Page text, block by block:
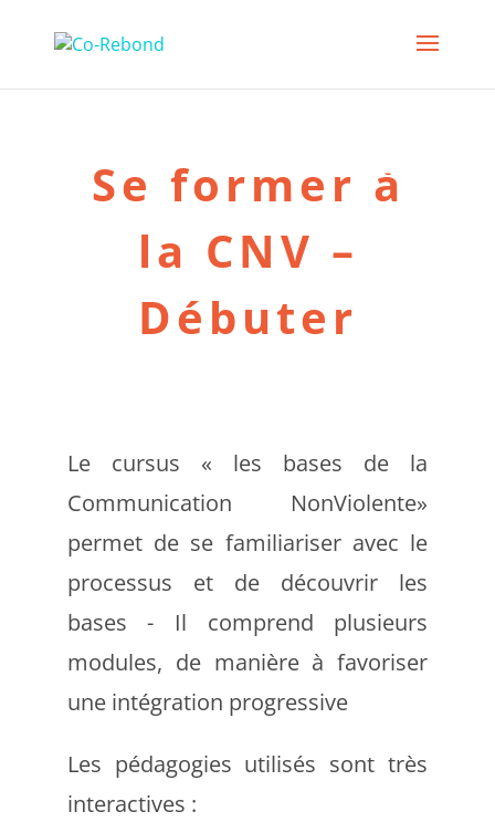
Se former à
la CNV –
Débuter
Le cursus « les bases de la
Communication NonViolente»
permet de se familiariser avec le
processus et de découvrir les
bases - Il comprend plusieurs
modules, de manière à favoriser
une intégration progressive
Les pédagogies utilisés sont très
interactives :